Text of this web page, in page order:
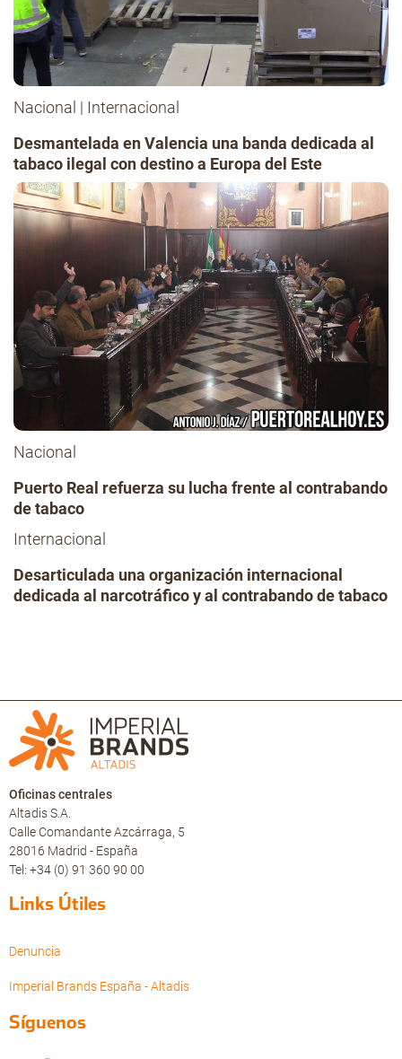
Nacional | Internacional
Desmantelada en Valencia una banda dedicada al
tabaco ilegal con destino a Europa del Este
Nacional
Puerto Real refuerza su lucha frente al contrabando
de tabaco
Internacional
Desarticulada una organización internacional
dedicada al narcotráfico y al contrabando de tabaco
Oficinas centrales
Altadis S.A.
Calle Comandante Azcárraga, 5
28016 Madrid - España
Tel: +34 (0) 91 360 90 00
Links Útiles
Denuncia
Imperial Brands España - Altadis
Síguenos